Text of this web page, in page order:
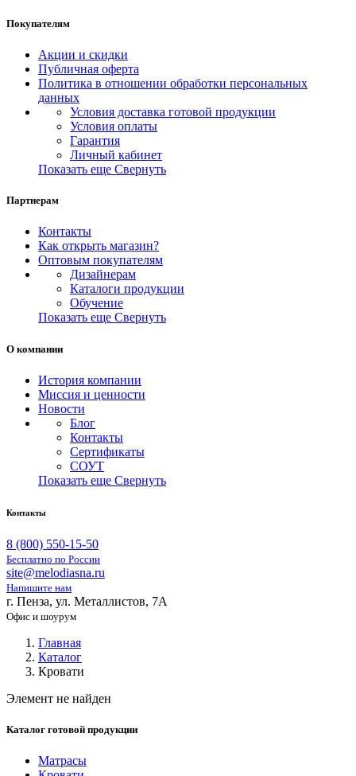
Покупателям
Акции и скидки
Публичная оферта
Политика в отношении обработки персональных
данных
Условия доставка готовой продукции
Условия оплаты
Гарантия
Личный кабинет
Показать еще Свернуть
Партнерам
Контакты
Как открыть магазин?
Оптовым покупателям
Дизайнерам
Каталоги продукции
Обучение
Показать еще Свернуть
О компании
История компании
Миссия и ценности
Новости
Блог
Контакты
Сертификаты
СОУТ
Показать еще Свернуть
Контакты
8 (800) 550-15-50
Бесплатно по России
site@melodiasna.ru
Напишите нам
г. Пенза, ул. Металлистов, 7А
Офис и шоурум
Главная
Каталог
Кровати
Элемент не найден
Каталог готовой продукции
Матрасы